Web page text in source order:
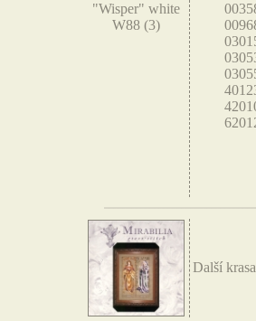
"Wisper" white
W88 (3)
Další